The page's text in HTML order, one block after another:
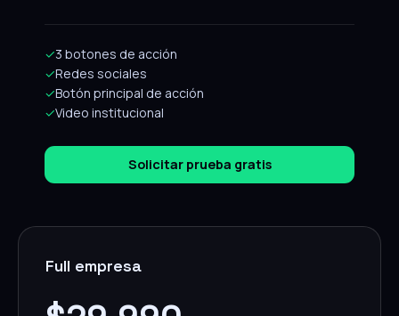
✓3 botones de acción
✓Redes sociales
✓Botón principal de acción
✓Video institucional
Solicitar prueba gratis
Full empresa